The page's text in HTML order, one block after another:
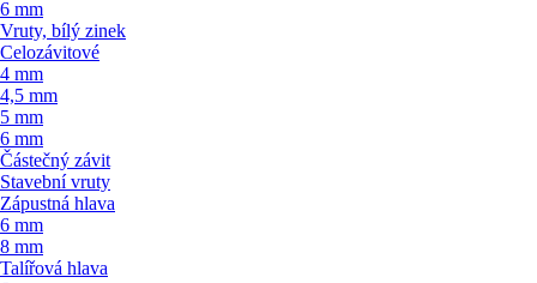
6 mm
Vruty, bílý zinek
Celozávitové
4 mm
4,5 mm
5 mm
6 mm
Částečný závit
Stavební vruty
Zápustná hlava
6 mm
8 mm
Talířová hlava